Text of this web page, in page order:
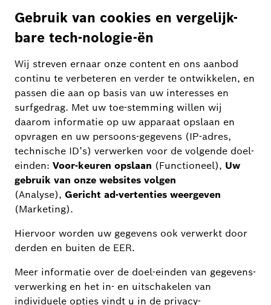
Hier komt u alles te weten over de installatie,
bediening en functies.
Meer informatie